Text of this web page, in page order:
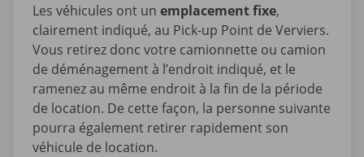
Les véhicules ont un emplacement fixe,
clairement indiqué, au Pick-up Point de Verviers.
Vous retirez donc votre camionnette ou camion
de déménagement à l’endroit indiqué, et le
ramenez au même endroit à la fin de la période
de location. De cette façon, la personne suivante
pourra également retirer rapidement son
véhicule de location.